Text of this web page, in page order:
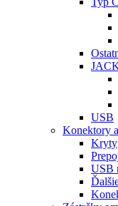
USB
Konektory
Kryty
USB